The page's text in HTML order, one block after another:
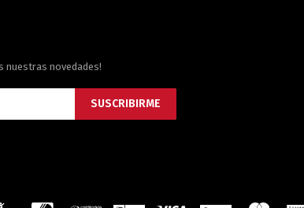
nuestras novedades!
SUSCRIBIRME